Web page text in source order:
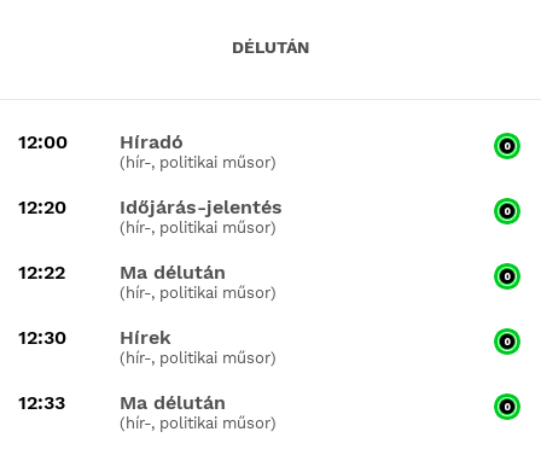
DÉLUTÁN
12:00 Híradó
(hír-, politikai műsor)
12:20 Időjárás-jelentés
(hír-, politikai műsor)
12:22 Ma délután
(hír-, politikai műsor)
12:30 Hírek
(hír-, politikai műsor)
12:33 Ma délután
(hír-, politikai műsor)